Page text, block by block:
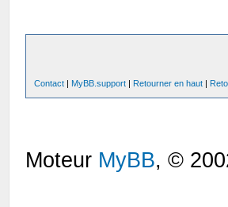
Contact | MyBB.support | Retourner en haut |
Moteur MyBB, ©